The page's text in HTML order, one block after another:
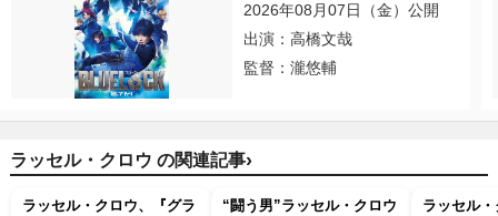
2026年08月07日（金）公開
出演：高橋文哉
監督：瀧悠輔
ラッセル・クロウ の関連記事›
ラッセル・クロウ、『グラ
“闘う男”ラッセル・クロウ
ラッセル